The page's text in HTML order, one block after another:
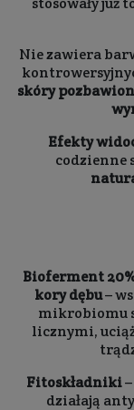
Nie zawiera
skóry
Efekty
codzienne
Bioferment
kory dębu–
mikrobiomu
licznymi,
Fitoskładniki
działają